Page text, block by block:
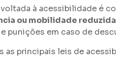
à acessibilidade é
ou mobilidade reduzida
punições em caso de
as principais leis de